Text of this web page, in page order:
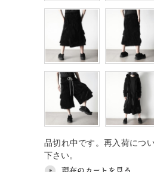
品切れ中です。再入荷につ
下さい。